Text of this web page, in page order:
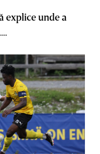
explice unde a